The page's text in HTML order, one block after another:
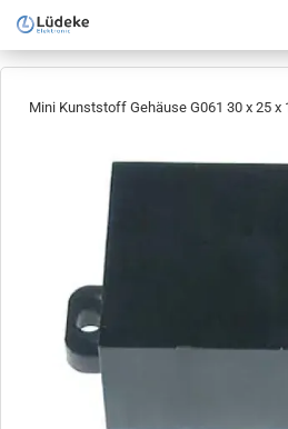
Mini Kunststoff Gehäuse G061 30 x 25 x